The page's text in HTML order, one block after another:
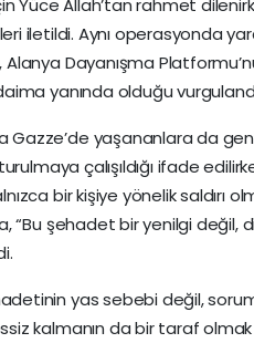
iletildi. Aynı operasyonda
Alanya Dayanışma
yanında olduğu
Gazze’de yaşananlara da
çalışıldığı ifade
bir kişiye yönelik saldırı
“Bu şehadet bir yenilgi değil,
yas sebebi değil,
kalmanın da bir taraf